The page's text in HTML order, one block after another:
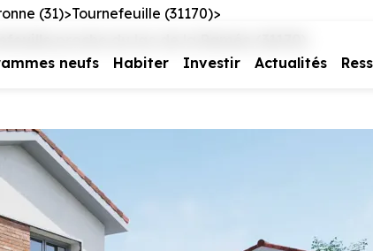
neufs Habiter Investir Actualités
(31) Tournefeuille (31170)
proche du lac de la Ramée (31170)